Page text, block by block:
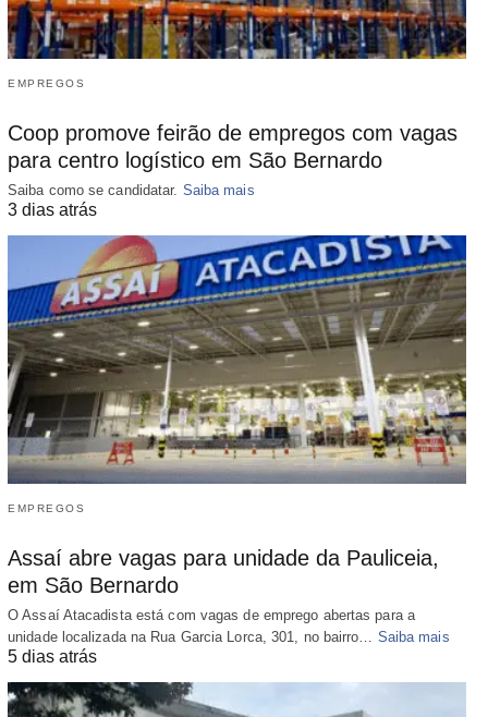
EMPREGOS
Coop promove feirão de empregos com vagas
para centro logístico em São Bernardo
Saiba como se candidatar. Saiba mais
3 dias atrás
EMPREGOS
Assaí abre vagas para unidade da Pauliceia,
em São Bernardo
O Assaí Atacadista está com vagas de emprego abertas para a
unidade localizada na Rua Garcia Lorca, 301, no bairro… Saiba mais
5 dias atrás